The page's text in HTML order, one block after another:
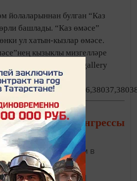
йолаларыннан булган “Каз
башлады. “Каз өмәсе”
ул хатын-кызлар өмәсе.
кызыклы мизгелләре
фоторәсемнәрендә: [gallery
link="file"
татар конгрессы
и интересным в